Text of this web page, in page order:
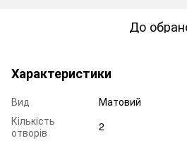
До
Характеристики
Вид
Матовий
Кількість
отворів
2